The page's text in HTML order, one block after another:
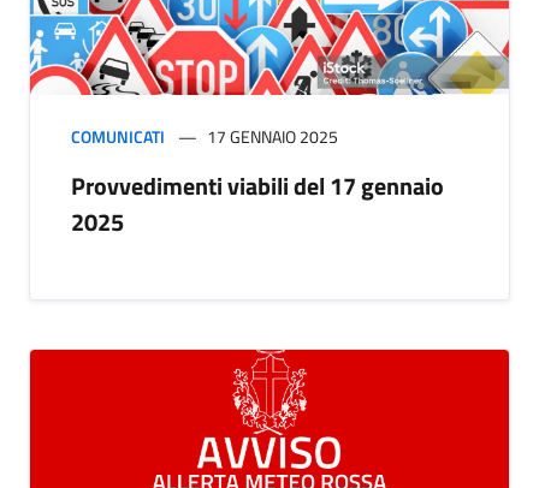
COMUNICATI 17 GENNAIO 2025
Provvedimenti viabili del 17 gennaio
2025